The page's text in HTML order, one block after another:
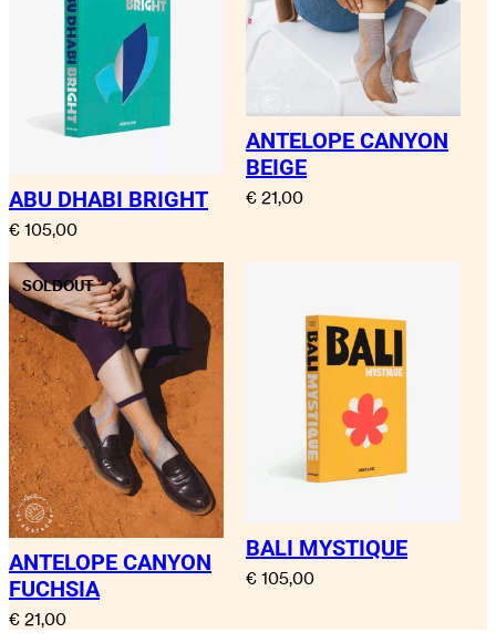
ABU DHABI BRIGHT
€ 105,00
ANTELOPE CANYON
BEIGE
€ 21,00
SOLDOUT
ANTELOPE CANYON
FUCHSIA
€ 21,00
BALI MYSTIQUE
€ 105,00